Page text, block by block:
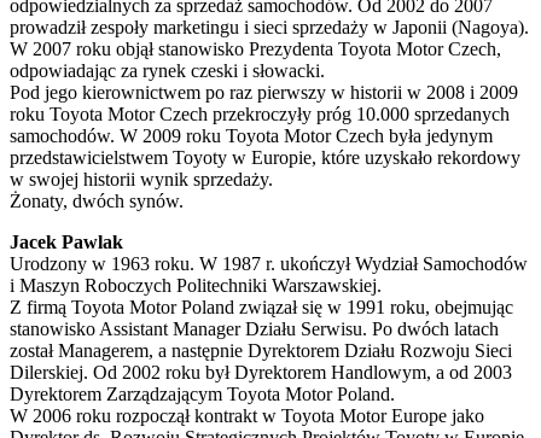
odpowiedzialnych za sprzedaż samochodów. Od 2002 do 2007
prowadził zespoły marketingu i sieci sprzedaży w Japonii (Nagoya).
W 2007 roku objął stanowisko Prezydenta Toyota Motor Czech,
odpowiadając za rynek czeski i słowacki.
Pod jego kierownictwem po raz pierwszy w historii w 2008 i 2009
roku Toyota Motor Czech przekroczyły próg 10.000 sprzedanych
samochodów. W 2009 roku Toyota Motor Czech była jedynym
przedstawicielstwem Toyoty w Europie, które uzyskało rekordowy
w swojej historii wynik sprzedaży.
Żonaty, dwóch synów.
Jacek Pawlak
Urodzony w 1963 roku. W 1987 r. ukończył Wydział Samochodów
i Maszyn Roboczych Politechniki Warszawskiej.
Z firmą Toyota Motor Poland związał się w 1991 roku, obejmując
stanowisko Assistant Manager Działu Serwisu. Po dwóch latach
został Managerem, a następnie Dyrektorem Działu Rozwoju Sieci
Dilerskiej. Od 2002 roku był Dyrektorem Handlowym, a od 2003
Dyrektorem Zarządzającym Toyota Motor Poland.
W 2006 roku rozpoczął kontrakt w Toyota Motor Europe jako